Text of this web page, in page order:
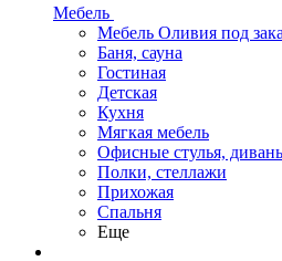
Мебель
Мебель Оливия под
Баня, сауна
Гостиная
Детская
Кухня
Мягкая мебель
Офисные стулья,
Полки, стеллажи
Прихожая
Спальня
Еще